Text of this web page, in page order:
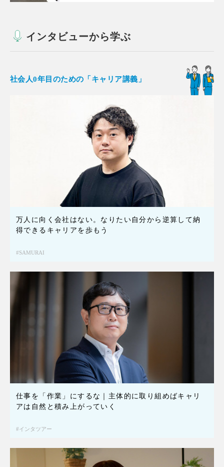
インタビューから学ぶ
社会人0年目のための「キャリア講義」
万人に向く会社はない。なりたい自分から逆算して納
得できるキャリアを歩もう
SAMURAI
仕事を「作業」にするな｜主体的に取り組めばキャリ
アは自然と積み上がっていく
インタツアー